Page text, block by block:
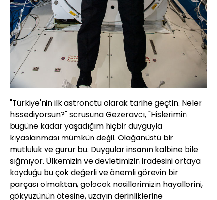
"Türkiye'nin ilk astronotu olarak tarihe geçtin. Neler
hissediyorsun?" sorusuna Gezeravcı, "Hislerimin
bugüne kadar yaşadığım hiçbir duyguyla
kıyaslanması mümkün değil. Olağanüstü bir
mutluluk ve gurur bu. Duygular insanın kalbine bile
sığmıyor. Ülkemizin ve devletimizin iradesini ortaya
koyduğu bu çok değerli ve önemli görevin bir
parçası olmaktan, gelecek nesillerimizin hayallerini,
gökyüzünün ötesine, uzayın derinliklerine